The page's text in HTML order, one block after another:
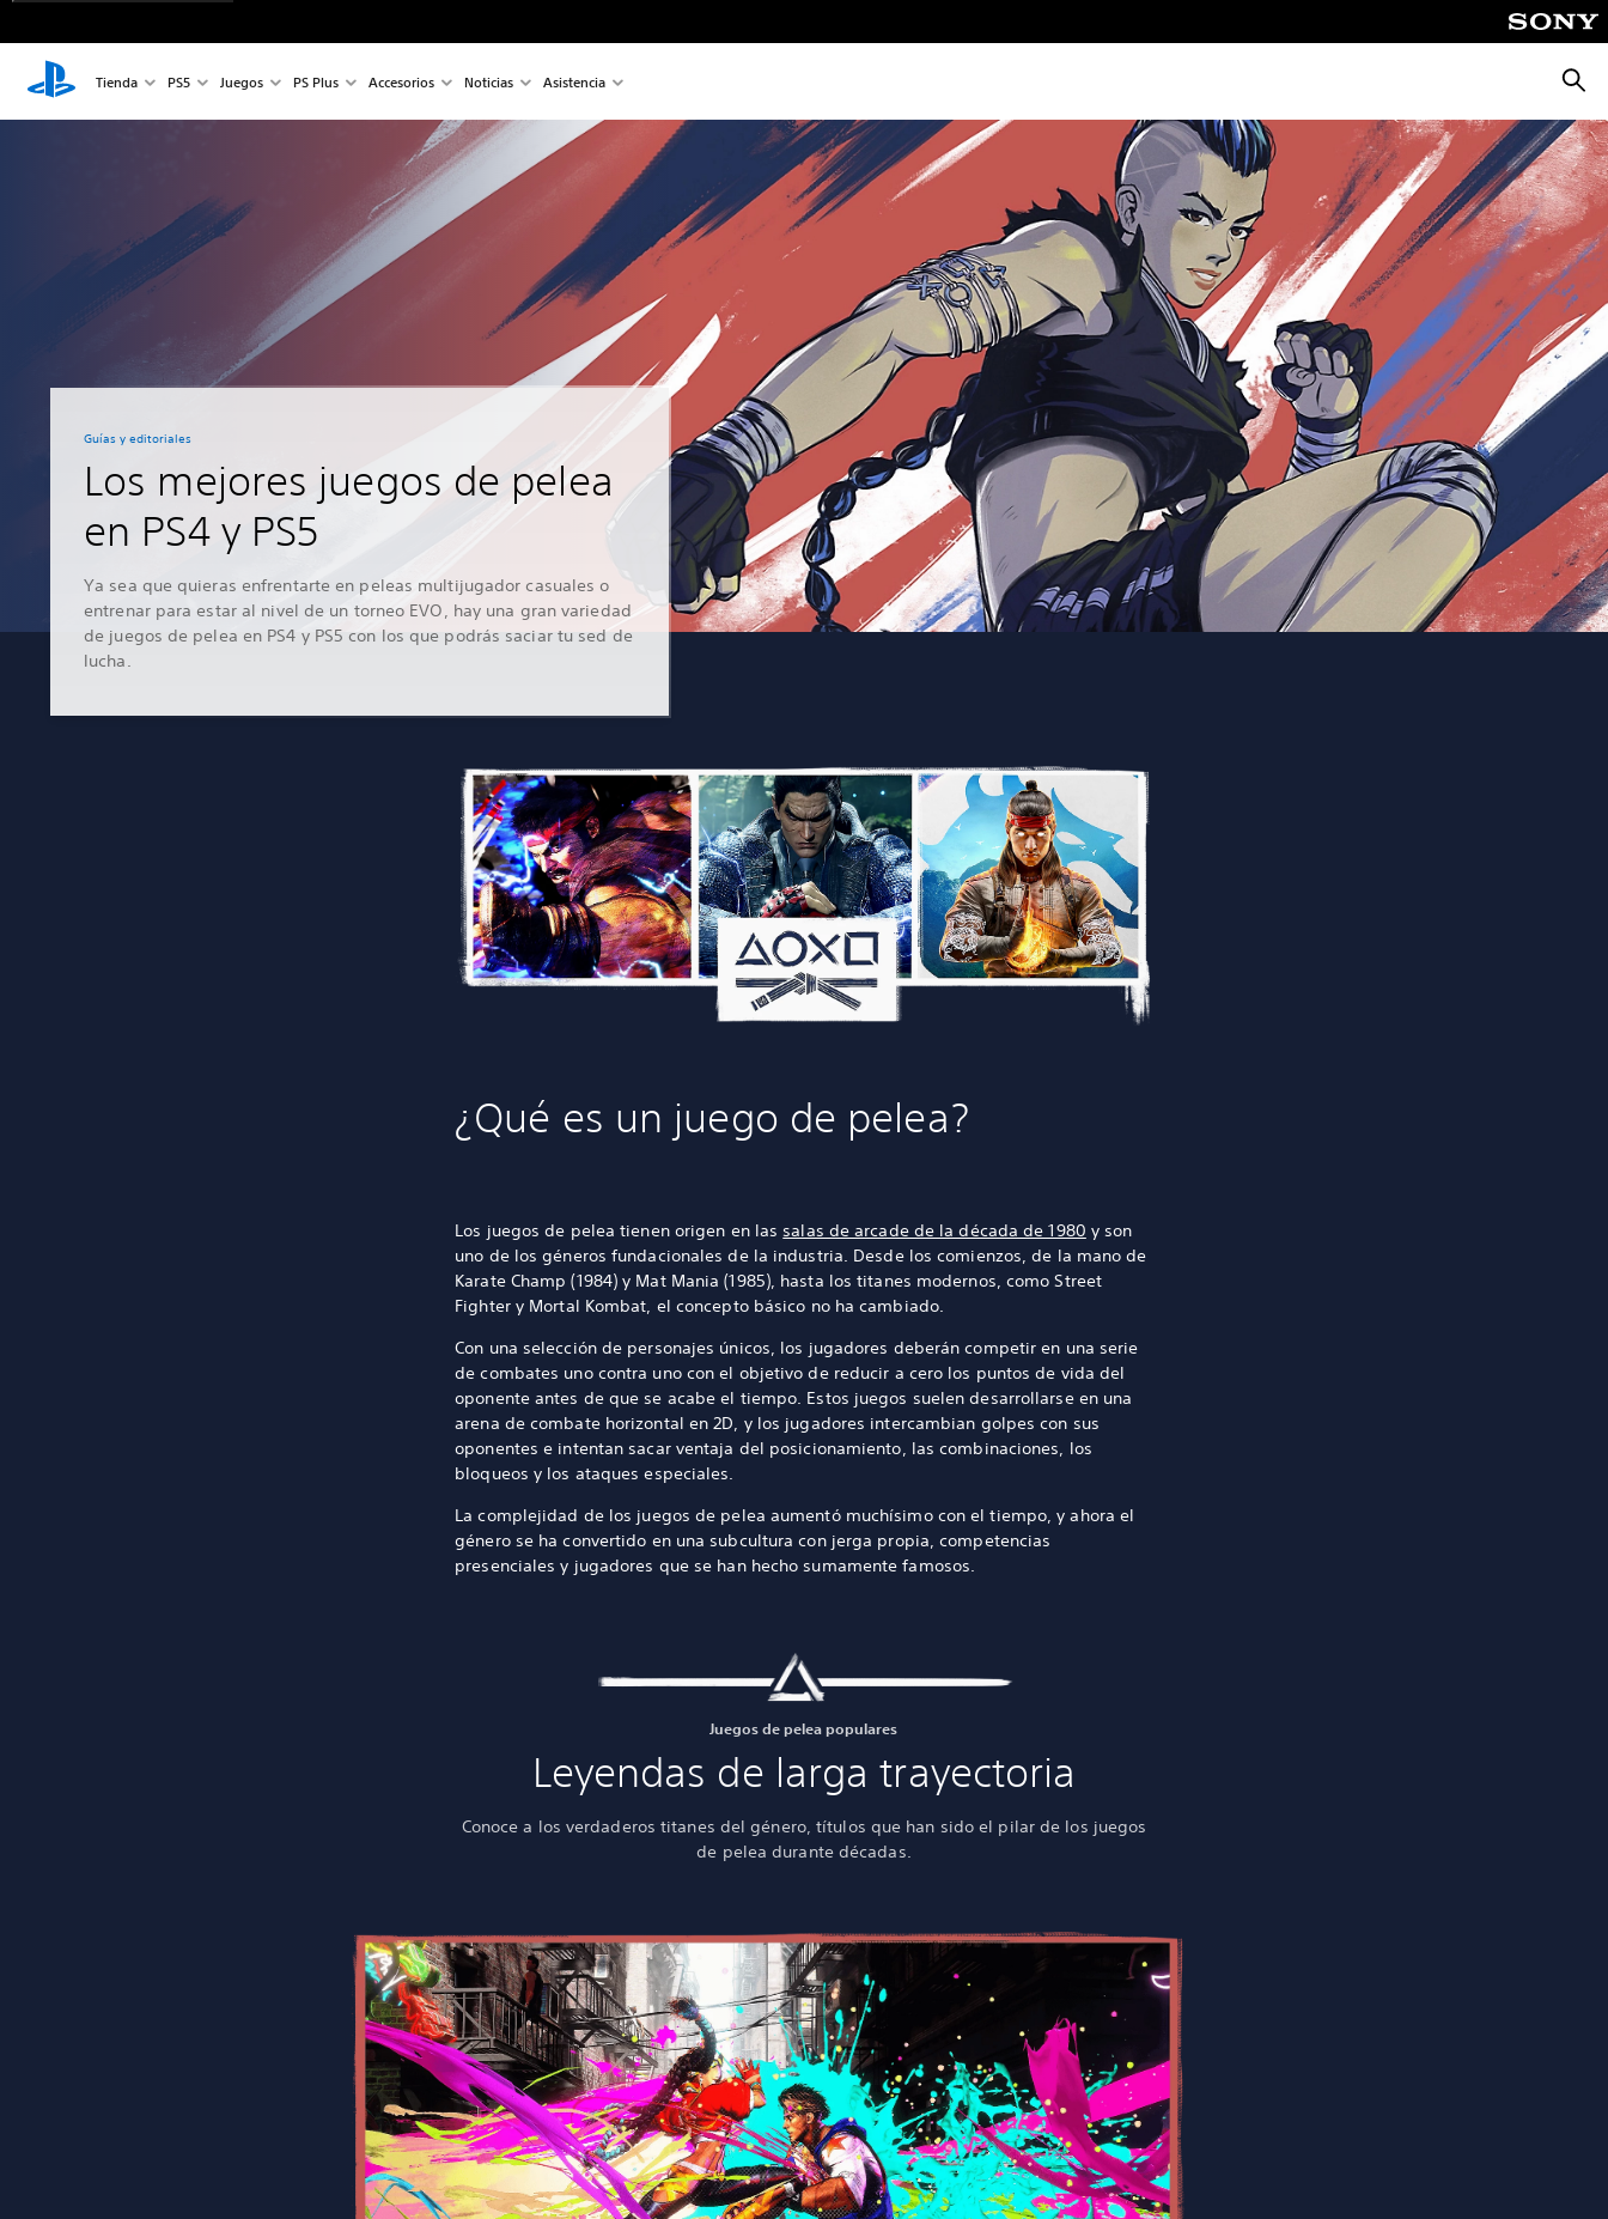
Tienda PS5 Juegos PS Plus Accesorios Noticias Asistencia
Guías y editoriales
Los mejores juegos de pelea
en PS4 y PS5
Ya sea que quieras enfrentarte en peleas multijugador casuales o
entrenar para estar al nivel de un torneo EVO, hay una gran variedad
de juegos de pelea en PS4 y PS5 con los que podrás saciar tu sed de
lucha.
¿Qué es un juego de pelea?
Los juegos de pelea tienen origen en lassalas de arcade de la década de 1980 y son
uno de los géneros fundacionales de la industria. Desde los comienzos, de la mano de
Karate Champ (1984) y Mat Mania (1985), hasta los titanes modernos, como Street
Fighter y Mortal Kombat, el concepto básico no ha cambiado.
Con una selección de personajes únicos, los jugadores deberán competir en una serie
de combates uno contra uno con el objetivo de reducir a cero los puntos de vida del
oponente antes de que se acabe el tiempo. Estos juegos suelen desarrollarse en una
arena de combate horizontal en 2D, y los jugadores intercambian golpes con sus
oponentes e intentan sacar ventaja del posicionamiento, las combinaciones, los
bloqueos y los ataques especiales.
La complejidad de los juegos de pelea aumentó muchísimo con el tiempo, y ahora el
género se ha convertido en una subcultura con jerga propia, competencias
presenciales y jugadores que se han hecho sumamente famosos.
Juegos de pelea populares
Leyendas de larga trayectoria
Conoce a los verdaderos titanes del género, títulos que han sido el pilar de los juegos
de pelea durante décadas.